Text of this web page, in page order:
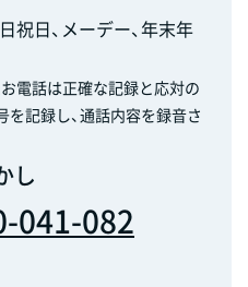
祝日、メーデー、年末年
電話は正確な記録と応対の
を記録し、通話内容を録音さ
し
041-082